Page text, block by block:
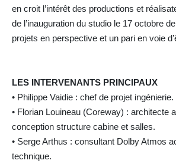
en croit l’intérêt des productions et
de l’inauguration du studio le 17 octobre
projets en perspective et un pari en voie
LES INTERVENANTS PRINCIPAUX
• Philippe Vaidie : chef de projet ingénierie.
• Florian Louineau (Coreway) : architecte
conception structure cabine et salles.
• Serge Arthus : consultant Dolby Atmos
technique.